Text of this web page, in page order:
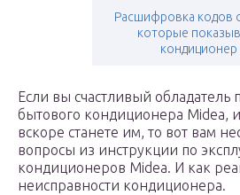
Расшифровка кодов
которые
кондиционер
Если вы счастливый обладатель
бытового кондиционера Midea,
вскоре станете им, то вот вам
вопросы из инструкции по
кондиционеров Midea. И как
неисправности кондиционера.